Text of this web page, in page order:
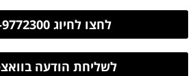
לחצו לחיוג 03-9772300
לשליחת הודעה